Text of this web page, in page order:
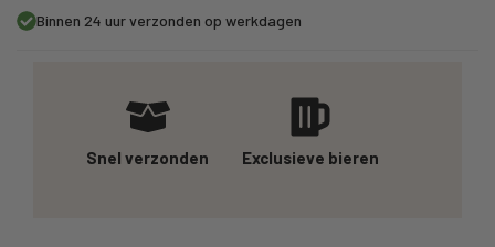
Binnen 24 uur verzonden op werkdagen
Snel verzonden Exclusieve bieren